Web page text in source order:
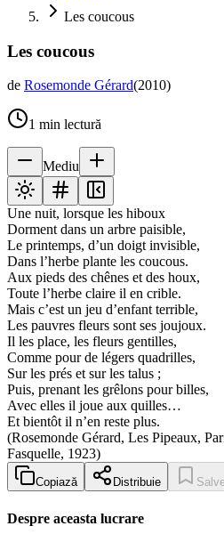
Les coucous
Les coucous
de Rosemonde Gérard(2010)
1 min lectură
Mediu
Une nuit, lorsque les hiboux
Dorment dans un arbre paisible,
Le printemps, d’un doigt invisible,
Dans l’herbe plante les coucous.
Aux pieds des chênes et des houx,
Toute l’herbe claire il en crible.
Mais c’est un jeu d’enfant terrible,
Les pauvres fleurs sont ses joujoux.
Il les place, les fleurs gentilles,
Comme pour de légers quadrilles,
Sur les prés et sur les talus ;
Puis, prenant les grêlons pour billes,
Avec elles il joue aux quilles…
Et bientôt il n’en reste plus.
(Rosemonde Gérard, Les Pipeaux,
Fasquelle, 1923)
Copiază Distribuie
Despre aceasta lucrare